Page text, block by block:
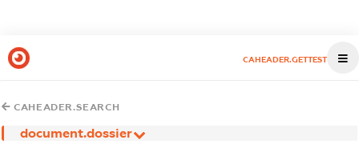
CAHEADER.GETTEST
CAHEADER.SEARCH
document.dossier